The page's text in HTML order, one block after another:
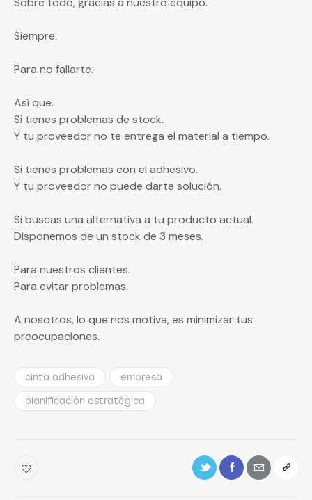
Siempre.
Para no fallarte.
Así que.
Si tienes problemas de stock.
Y tu proveedor no te entrega el material a tiempo.
Si tienes problemas con el adhesivo.
Y tu proveedor no puede darte solución.
Si buscas una alternativa a tu producto actual.
Disponemos de un stock de 3 meses.
Para nuestros clientes.
Para evitar problemas.
A nosotros, lo que nos motiva, es minimizar tus
preocupaciones.
cinta adhesiva empresa
planificación estratégica